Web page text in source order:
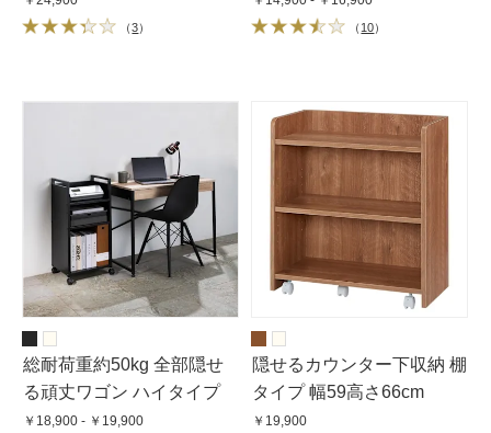
（3） （10）
総耐荷重約50kg 全部隠せ
る頑丈ワゴン ハイタイプ
￥18,900 - ￥19,900
隠せるカウンター下収納 棚
タイプ 幅59高さ66cm
￥19,900